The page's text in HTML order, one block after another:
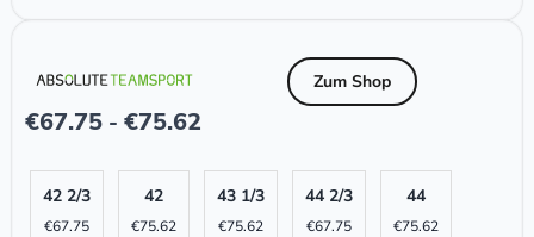
€67.75 - €75.62
Zum Shop
42 2/3
€67.75
42
€75.62
43 1/3
€75.62
44 2/3
€67.75
44
€75.62